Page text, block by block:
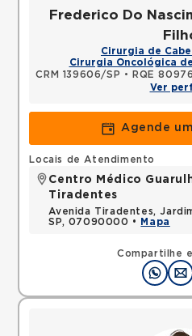
Frederico Do
Cirurgia de
Cirurgia Oncológica
CRM 139606/SP •
RQE 80976 -
Ver
Agende
Compartilhe
Locais de Atendimento
Centro Médico
Tiradentes
Avenida Tiradentes,
SP, 07090000 •
Mapa